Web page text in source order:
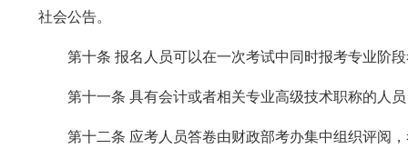
社会公告。
第十条 报名人员可以在一次考试中同时报考专业阶段
第十一条 具有会计或者相关专业高级技术职称的人员
第十二条 应考人员答卷由财政部考办集中组织评阅，